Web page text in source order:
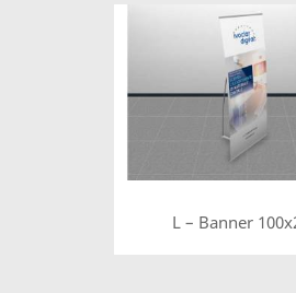
L – Banner